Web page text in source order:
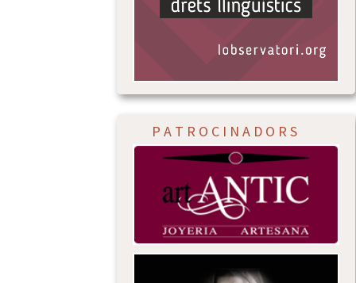
P A T R O C I N A D O R S